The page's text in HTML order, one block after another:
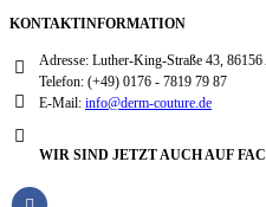
KONTAKTINFORMATION
Adresse: Luther-King-Straße 43, 86156
Telefon: (+49) 0176 - 7819 79 87
E-Mail: info@derm-couture.de
WIR SIND JETZT AUCH AUF